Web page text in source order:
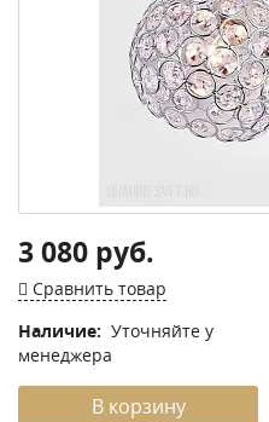
3 080 руб.
Сравнить товар
Наличие: Уточняйте у
менеджера
В корзину